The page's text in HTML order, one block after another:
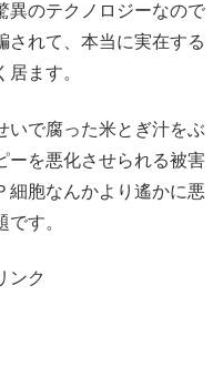
異のテクノロジーなので
されて、本当に実在する
ます。
いで腐った米とぎ汁をぶ
ーを悪化させられる被害
細胞なんかより遙かに悪
す。
ンク